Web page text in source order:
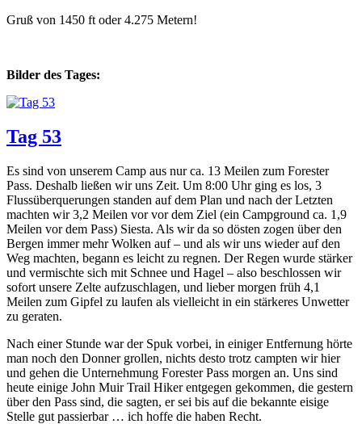
Gruß von 1450 ft oder 4.275 Metern!
Bilder des Tages:
Tag 53
Es sind von unserem Camp aus nur ca. 13 Meilen zum Forester
Pass. Deshalb ließen wir uns Zeit. Um 8:00 Uhr ging es los, 3
Flussüberquerungen standen auf dem Plan und nach der Letzten
machten wir 3,2 Meilen vor vor dem Ziel (ein Campground ca. 1,9
Meilen vor dem Pass) Siesta. Als wir da so dösten zogen über den
Bergen immer mehr Wolken auf – und als wir uns wieder auf den
Weg machten, begann es leicht zu regnen. Der Regen wurde stärker
und vermischte sich mit Schnee und Hagel – also beschlossen wir
sofort unsere Zelte aufzuschlagen, und lieber morgen früh 4,1
Meilen zum Gipfel zu laufen als vielleicht in ein stärkeres Unwetter
zu geraten.
Nach einer Stunde war der Spuk vorbei, in einiger Entfernung hörte
man noch den Donner grollen, nichts desto trotz campten wir hier
und gehen die Unternehmung Forester Pass morgen an. Uns sind
heute einige John Muir Trail Hiker entgegen gekommen, die gestern
über den Pass sind, die sagten, er sei bis auf die bekannte eisige
Stelle gut passierbar … ich hoffe die haben Recht.